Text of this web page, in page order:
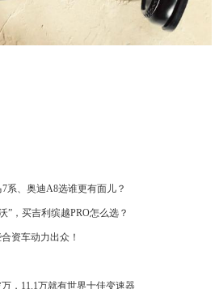
系、奥迪A8选谁更有面儿？
”，买吉利缤越PRO怎么选？
资车动力出众！
，11.1万就有世界十佳变速器